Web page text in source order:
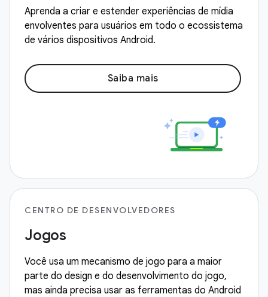
Aprenda a criar e estender experiências de mídia
envolventes para usuários em todo o ecossistema
de vários dispositivos Android.
Saiba mais
CENTRO DE DESENVOLVEDORES
Jogos
Você usa um mecanismo de jogo para a maior
parte do design e do desenvolvimento do jogo,
mas ainda precisa usar as ferramentas do Android